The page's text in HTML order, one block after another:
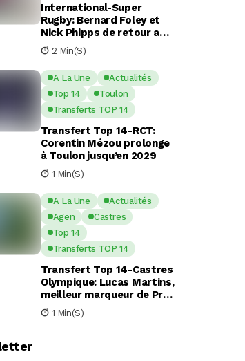
International-Super
Rugby: Bernard Foley et
Nick Phipps de retour aux
Waratahs
2 Min(s)
A La Une
Actualités
Top 14
Toulon
Transferts TOP 14
Transfert Top 14-RCT:
Corentin Mézou prolonge
à Toulon jusqu’en 2029
1 Min(s)
A La Une
Actualités
Agen
Castres
Top 14
Transferts TOP 14
Transfert Top 14-Castres
Olympique: Lucas Martins,
meilleur marqueur de Pro
D2, en route pour Castres
?
1 Min(s)